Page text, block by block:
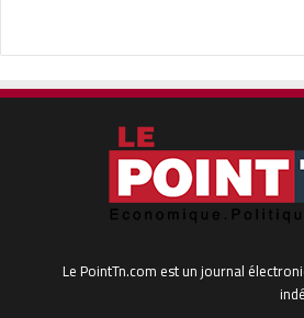
Le PointTn.com est un journal